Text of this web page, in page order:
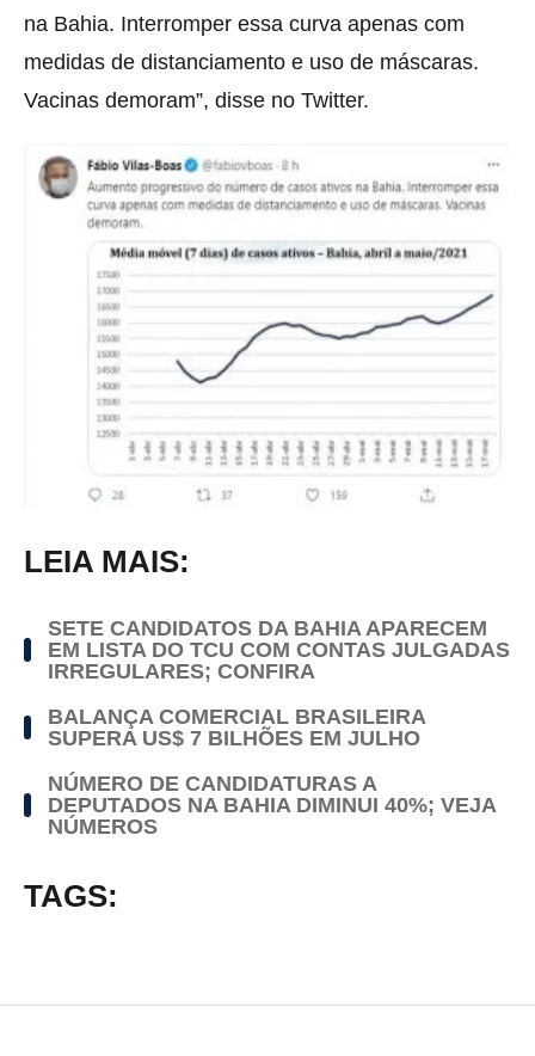
na Bahia. Interromper essa curva apenas com
medidas de distanciamento e uso de máscaras.
Vacinas demoram”, disse no Twitter.
LEIA MAIS:
SETE CANDIDATOS DA BAHIA APARECEM
EM LISTA DO TCU COM CONTAS JULGADAS
IRREGULARES; CONFIRA
BALANÇA COMERCIAL BRASILEIRA
SUPERA US$ 7 BILHÕES EM JULHO
NÚMERO DE CANDIDATURAS A
DEPUTADOS NA BAHIA DIMINUI 40%; VEJA
NÚMEROS
TAGS: